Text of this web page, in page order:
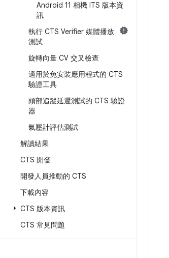
Android 11 相機 ITS 版本資
訊
執行 CTS Verifier 媒體播放
測試
旋轉向量 CV 交叉檢查
適用於免安裝應用程式的 CTS
驗證工具
頭部追蹤延遲測試的 CTS 驗證
器
氣壓計評估測試
解讀結果
CTS 開發
開發人員推動的 CTS
下載內容
CTS 版本資訊
CTS 常見問題